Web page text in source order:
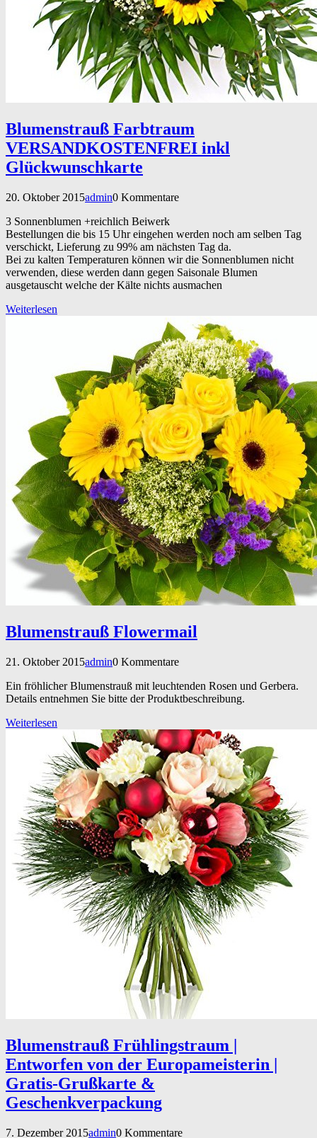
Blumenstrauß Farbtraum
VERSANDKOSTENFREI inkl
Glückwunschkarte
20. Oktober 2015admin0 Kommentare
3 Sonnenblumen +reichlich Beiwerk
Bestellungen die bis 15 Uhr eingehen werden noch am selben Tag
verschickt, Lieferung zu 99% am nächsten Tag da.
Bei zu kalten Temperaturen können wir die Sonnenblumen nicht
verwenden, diese werden dann gegen Saisonale Blumen
ausgetauscht welche der Kälte nichts ausmachen
Weiterlesen
Blumenstrauß Flowermail
21. Oktober 2015admin0 Kommentare
Ein fröhlicher Blumenstrauß mit leuchtenden Rosen und Gerbera.
Details entnehmen Sie bitte der Produktbeschreibung.
Weiterlesen
Blumenstrauß Frühlingstraum |
Entworfen von der Europameisterin |
Gratis-Grußkarte &
Geschenkverpackung
7. Dezember 2015admin0 Kommentare